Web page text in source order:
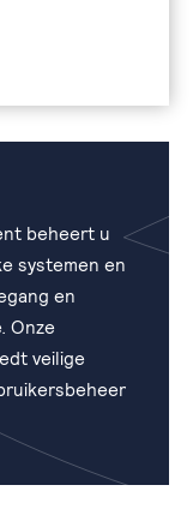
beheert u
systemen en
en
Onze
veilige